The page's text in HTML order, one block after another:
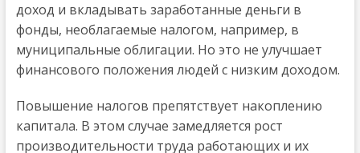
доход и вкладывать заработанные деньги в
фонды, необлагаемые налогом, например, в
муниципальные облигации. Но это не улучшает
финансового положения людей с низким доходом.
Повышение налогов препятствует накоплению
капитала. В этом случае замедляется рост
производительности труда работающих и их